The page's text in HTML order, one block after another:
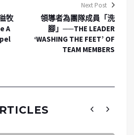
牧
A
Next Post
領導者為團隊成員「洗
腳」──THE LEADER
‘WASHING THE FEET’ OF
TEAM MEMBERS